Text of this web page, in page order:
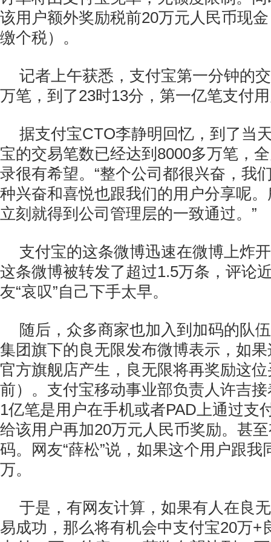
该用户额外奖励税前20万元人民币现
缴个税）。
记者上午获悉，支付宝第一分钟的
万笔，到了23时13分，第一亿笔支付
据支付宝CTO李静明回忆，到了当
宝的交易笔数已经达到8000多万笔，
录很有希望。“整个公司都很兴奋，我
种兴奋和喜悦也跟我们的用户分享呢
立刻就得到公司管理层的一致通过。”
支付宝的这条微博迅速在微博上炸
这条微博被转发了超过1.5万条，评论
友“哀叹”自己下手太早。
随后，众多商家也加入到加码的队
集团旗下的良无限发布微博表示，如
官方旗舰店产生，良无限将再奖励这
前）。支付宝移动事业部负责人许吉
1亿笔是用户在手机或者PAD上通过支
给该用户再加20万元人民币奖励。甚
码。网友“薛松”说，如果这个用户跟我
万。
于是，有网友计算，如果有人在良
易成功，那么将有机会中支付宝20万+